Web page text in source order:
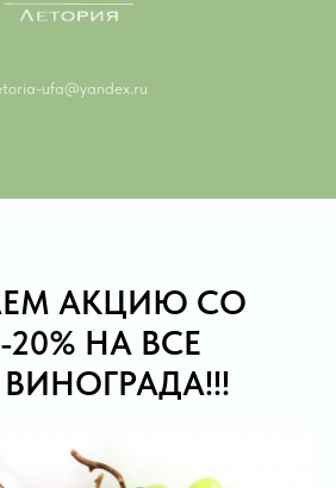
ufa@yandex.ru
АКЦИЮ СО
НА ВСЕ